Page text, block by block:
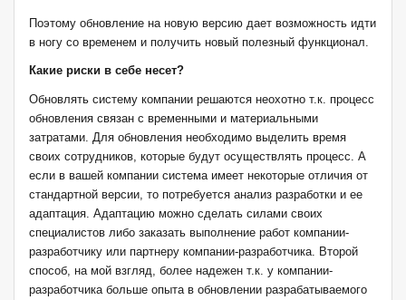
Поэтому обновление на новую версию дает возможность идти
в ногу со временем и получить новый полезный функционал.
Какие риски в себе несет?
Обновлять систему компании решаются неохотно т.к. процесс
обновления связан с временными и материальными
затратами. Для обновления необходимо выделить время
своих сотрудников, которые будут осуществлять процесс. А
если в вашей компании система имеет некоторые отличия от
стандартной версии, то потребуется анализ разработки и ее
адаптация. Адаптацию можно сделать силами своих
специалистов либо заказать выполнение работ компании-
разработчику или партнеру компании-разработчика. Второй
способ, на мой взгляд, более надежен т.к. у компании-
разработчика больше опыта в обновлении разрабатываемого